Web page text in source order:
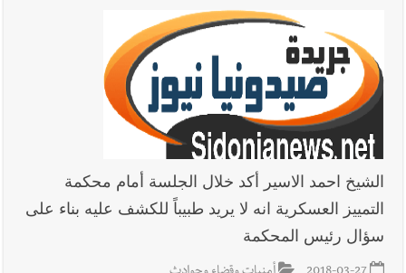
الشيخ احمد الاسير أكد خلال الجلسة أمام محكمة
التمييز العسكرية انه لا يريد طبيباً للكشف عليه بناء على
سؤال رئيس المحكمة